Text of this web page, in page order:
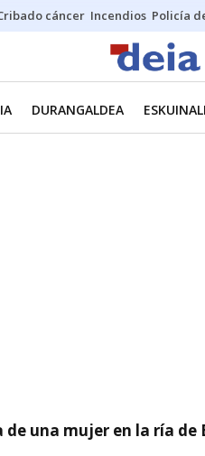
cáncer Incendios Policía
DURANGALDEA
de una mujer en la ría de